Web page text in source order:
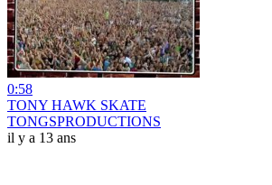
0:58
TONY HAWK SKATE
TONGSPRODUCTIONS
il y a 13 ans